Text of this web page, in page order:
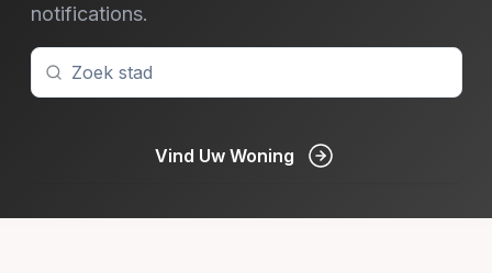
notifications.
Vind Uw Woning